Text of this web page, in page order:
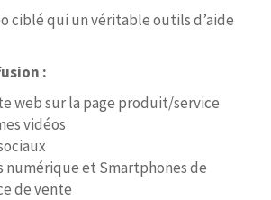
ciblé qui un véritable outils d’aide
:
web sur la page produit/service
vidéos
numérique et Smartphones de
de vente